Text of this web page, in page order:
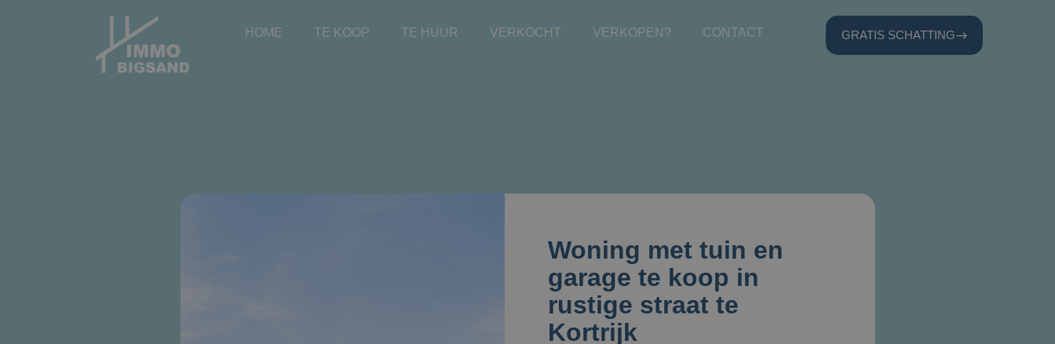
HOME TE KOOP TE HUUR VERKOCHT VERKOPEN? CONTACT GRATIS SCHATTING
Woning met tuin en
garage te koop in
rustige straat te
Kortrijk